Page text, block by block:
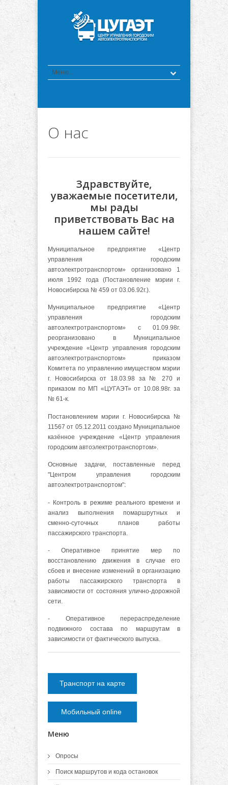
О нас
Здравствуйте,
уважаемые посетители,
мы рады
приветствовать Вас на
нашем сайте!
Муниципальное предприятие «Центр
управления городским
автоэлектротранспортом» организовано 1
июля 1992 года (Постановление мэрии г.
Новосибирска № 459 от 03.06.92г.).
Муниципальное предприятие «Центр
управления городским
автоэлектротранспортом» с 01.09.98г.
реорганизовано в Муниципальное
учреждение «Центр управления городским
автоэлектротранспортом» приказом
Комитета по управлению имуществом мэрии
г. Новосибирска от 18.03.98 за № 270 и
приказом по МП «ЦУГАЭТ» от 10.08.98г. за
№ 61-к.
Постановлением мэрии г. Новосибирска №
11567 от 05.12.2011 создано Муниципальное
казённое учреждение «Центр управления
городским автоэлектротранспортом».
Основные задачи, поставленные перед
"Центром управления городским
автоэлектротранспортом":
- Контроль в режиме реального времени и
анализ выполнения помаршрутных и
сменно-суточных планов работы
пассажирского транспорта.
- Оперативное принятие мер по
восcтановлению движения в случае его
сбоев и внесение изменений в организацию
работы пассажирского транспорта в
зависимости от состояния улично-дорожной
сети.
- Оперативное перераспределение
подвижного состава по маршрутам в
зависимости от фактического выпуска.
Транспорт на карте
Мобильный online
Меню
Опросы
Поиск маршрутов и кода остановок